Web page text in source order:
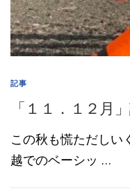
記事
「１１．１２
この秋も慌ただしい
越でのベーシッ …